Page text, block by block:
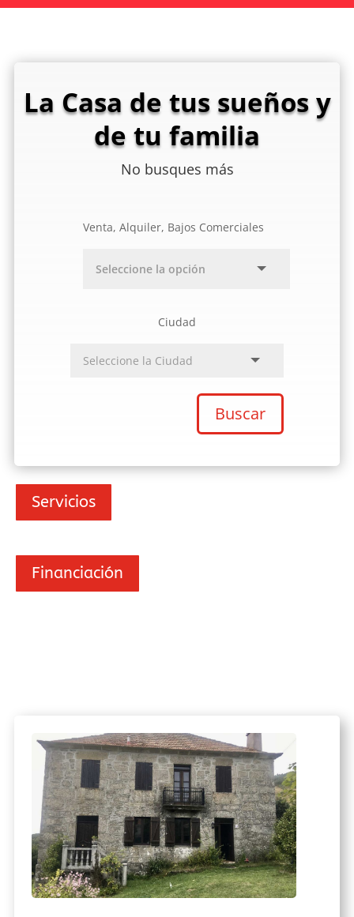
La Casa de tus sueños y
de tu familia
No busques más
Venta, Alquiler, Bajos Comerciales
Ciudad
Buscar
Servicios
Financiación